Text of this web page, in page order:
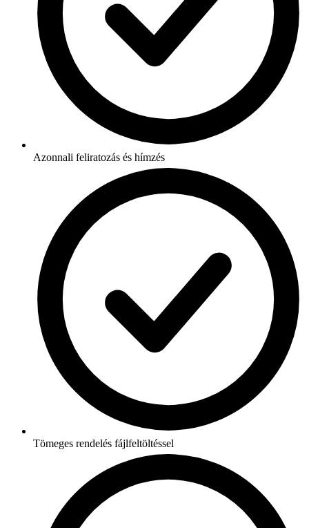
Azonnali feliratozás és hímzés
Tömeges rendelés fájlfeltöltéssel